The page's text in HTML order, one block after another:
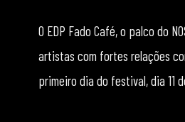
O EDP Fado Café, o palco do
artistas com fortes relações
primeiro dia do festival, dia 11